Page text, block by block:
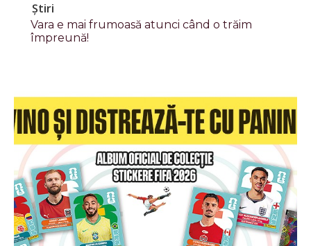
Știri
Vara e mai frumoasă atunci când o trăim
împreună!